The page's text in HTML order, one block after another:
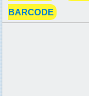
BARCODE